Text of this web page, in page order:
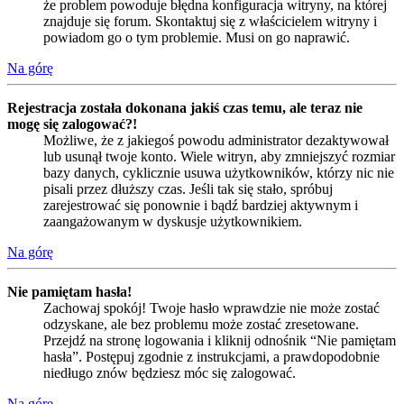
że problem powoduje błędna konfiguracja witryny, na której
znajduje się forum. Skontaktuj się z właścicielem witryny i
powiadom go o tym problemie. Musi on go naprawić.
Na górę
Rejestracja została dokonana jakiś czas temu, ale teraz nie
mogę się zalogować?!
Możliwe, że z jakiegoś powodu administrator dezaktywował
lub usunął twoje konto. Wiele witryn, aby zmniejszyć rozmiar
bazy danych, cyklicznie usuwa użytkowników, którzy nic nie
pisali przez dłuższy czas. Jeśli tak się stało, spróbuj
zarejestrować się ponownie i bądź bardziej aktywnym i
zaangażowanym w dyskusje użytkownikiem.
Na górę
Nie pamiętam hasła!
Zachowaj spokój! Twoje hasło wprawdzie nie może zostać
odzyskane, ale bez problemu może zostać zresetowane.
Przejdź na stronę logowania i kliknij odnośnik “Nie pamiętam
hasła”. Postępuj zgodnie z instrukcjami, a prawdopodobnie
niedługo znów będziesz móc się zalogować.